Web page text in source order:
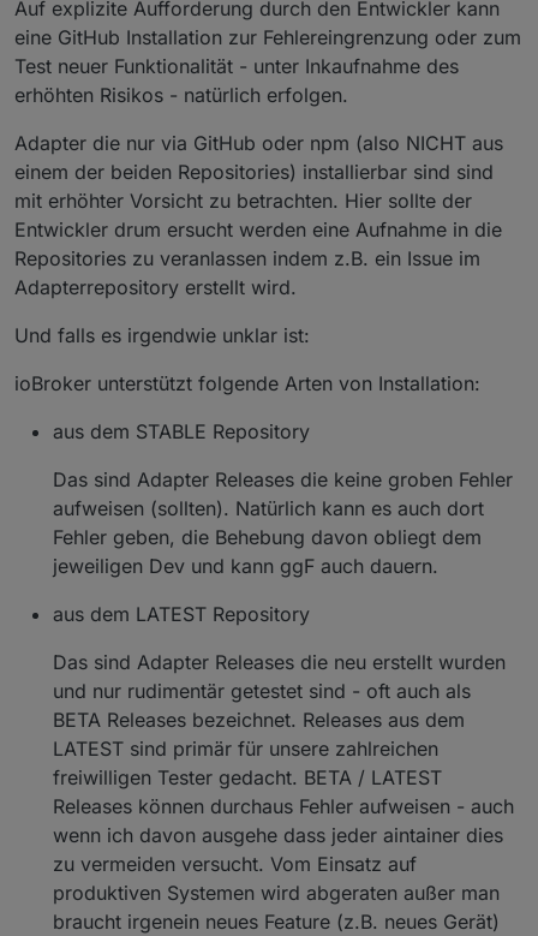
Auf explizite Aufforderung durch den Entwickler kann
eine GitHub Installation zur Fehlereingrenzung oder zum
Test neuer Funktionalität - unter Inkaufnahme des
erhöhten Risikos - natürlich erfolgen.
Adapter die nur via GitHub oder npm (also NICHT aus
einem der beiden Repositories) installierbar sind sind
mit erhöhter Vorsicht zu betrachten. Hier sollte der
Entwickler drum ersucht werden eine Aufnahme in die
Repositories zu veranlassen indem z.B. ein Issue im
Adapterrepository erstellt wird.
Und falls es irgendwie unklar ist:
ioBroker unterstützt folgende Arten von Installation:
aus dem STABLE Repository
Das sind Adapter Releases die keine groben Fehler
aufweisen (sollten). Natürlich kann es auch dort
Fehler geben, die Behebung davon obliegt dem
jeweiligen Dev und kann ggF auch dauern.
aus dem LATEST Repository
Das sind Adapter Releases die neu erstellt wurden
und nur rudimentär getestet sind - oft auch als
BETA Releases bezeichnet. Releases aus dem
LATEST sind primär für unsere zahlreichen
freiwilligen Tester gedacht. BETA / LATEST
Releases können durchaus Fehler aufweisen - auch
wenn ich davon ausgehe dass jeder aintainer dies
zu vermeiden versucht. Vom Einsatz auf
produktiven Systemen wird abgeraten außer man
braucht irgenein neues Feature (z.B. neues Gerät)